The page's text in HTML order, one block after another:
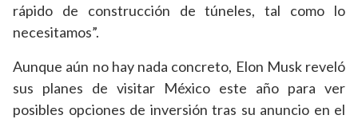
rápido de construcción de túneles, tal como lo
necesitamos”.
Aunque aún no hay nada concreto, Elon Musk reveló
sus planes de visitar México este año para ver
posibles opciones de inversión tras su anuncio en el